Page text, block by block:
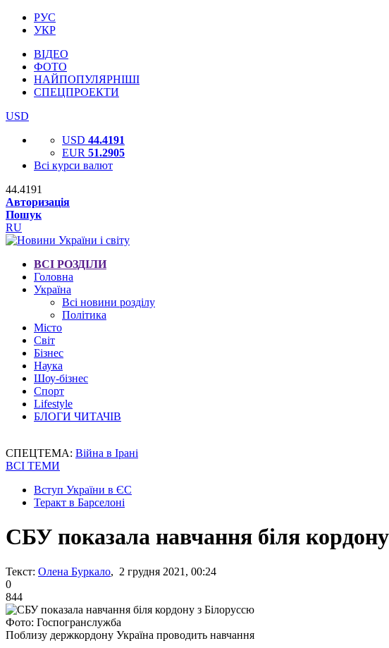
РУС
УКР
ВІДЕО
ФОТО
НАЙПОПУЛЯРНІШІ
СПЕЦПРОЕКТИ
USD
USD 44.4191
EUR 51.2905
Всі курси валют
44.4191
Авторизація
Пошук
RU
ВСІ РОЗДІЛИ
Головна
Україна
Всі новини розділу
Політика
Місто
Світ
Бізнес
Наука
Шоу-бізнес
Спорт
Lifestyle
БЛОГИ ЧИТАЧІВ
СПЕЦТЕМА: Війна в Ірані
ВСІ ТЕМИ
Вступ України в ЄС
Теракт в Барселоні
СБУ показала навчання біля
Текст: Олена Буркало, 2 грудня 2021, 00:24
0
844
Фото: Госпогранслужба
Поблизу держкордону Україна проводить навчання